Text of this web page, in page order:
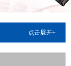
点击展开+